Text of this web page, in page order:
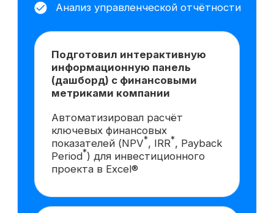
Практика в центре курса